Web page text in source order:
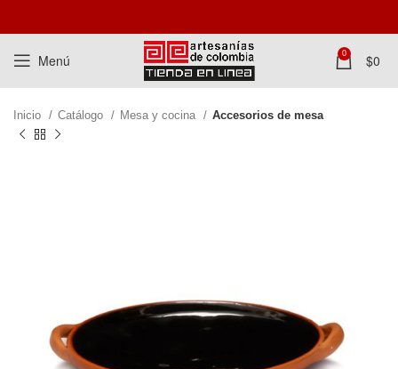
Menú 0 $0
Inicio Catálogo Mesa y cocina Accesorios de mesa